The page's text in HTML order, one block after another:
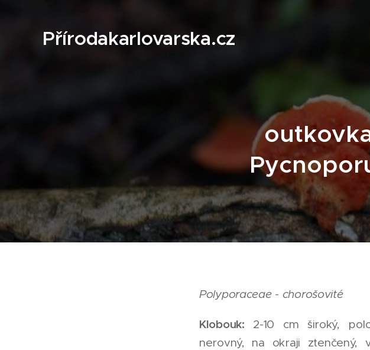
Přírodakarlovarska.cz
Polyporaceae - chorošovité
Klobouk: 2-10 cm široký,
nerovný, na okraji ztenčený,